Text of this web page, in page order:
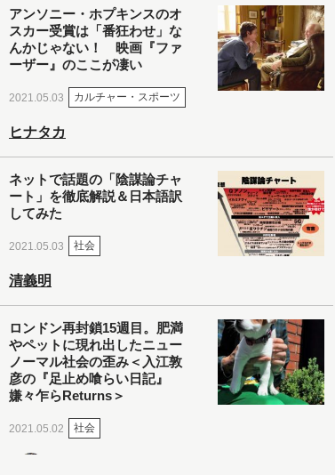
アンソニー・ホプキンスのオ
スカー受賞は「番狂わせ」な
んかじゃない！ 映画『ファ
ーザー』のここが凄い
2021.05.03 カルチャー・スポーツ
ヒナタカ
ネットで話題の「陰謀論チャ
ート」を徹底解説＆日本語訳
してみた
2021.05.03 社会
清義明
ロンドン再封鎖15週目。肥満
やペットに現れ出したニュー
ノーマル社会の歪み＜入江敦
彦の『足止め喰らい日記』
嫌々乍らReturns＞
2021.05.02 社会